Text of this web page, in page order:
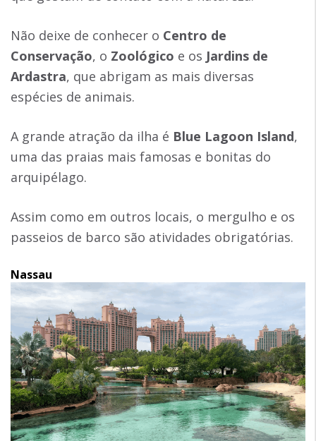
Não deixe de conhecer o Centro de
Conservação, o Zoológico e os Jardins de
Ardastra, que abrigam as mais diversas
espécies de animais.
A grande atração da ilha é Blue Lagoon Island,
uma das praias mais famosas e bonitas do
arquipélago.
Assim como em outros locais, o mergulho e os
passeios de barco são atividades obrigatórias.
Nassau